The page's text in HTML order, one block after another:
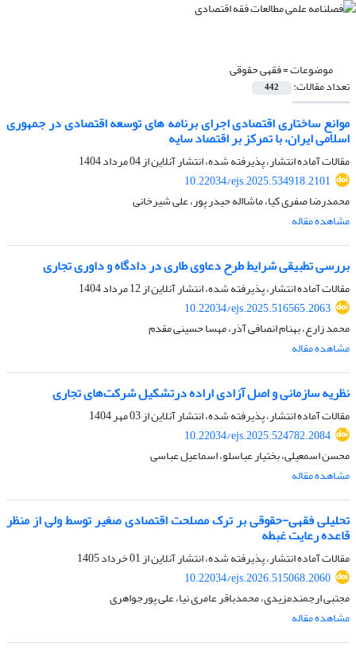
موضوعات =فقهی حقوقی
تعداد مقالات: 442
موانع ساختاری اقتصادی اجرای برنامه های توسعه اقتصادی در جمهوری
اسلامی ایران، با تمرکز بر اقتصاد سایه
مقالات آماده انتشار، پذیرفته شده، انتشار آنلاین از04 مرداد 1404
10.22034/ejs.2025.534918.2101
محمدرضا صفری کیا، ماشااله حیدر پور، علی شیرخانی
مشاهده مقاله
بررسی تطبیقی شرایط طرح دعاوی طاری در دادگاه و داوری تجاری
مقالات آماده انتشار، پذیرفته شده، انتشار آنلاین از12 مرداد 1404
10.22034/ejs.2025.516565.2063
محمد زارع، بهنام انصافی آذر، مهسا حسینی مقدم
مشاهده مقاله
نظریه سازمانی و اصل آزادی اراده درتشکیل شرکت‌های تجاری
مقالات آماده انتشار، پذیرفته شده، انتشار آنلاین از03 مهر 1404
10.22034/ejs.2025.524782.2084
محسن اسمعیلی، بختیار عباسلو، اسماعیل عباسی
مشاهده مقاله
تحلیلی فقهی-حقوقی بر ترک مصلحت اقتصادی صغیر توسط ولی از منظر
قاعده رعایت غبطه
مقالات آماده انتشار، پذیرفته شده، انتشار آنلاین از01 خرداد 1405
10.22034/ejs.2026.515068.2060
مجتبی ارجمندمزیدی، محمدباقر عامری نیا، علی پورجواهری
مشاهده مقاله